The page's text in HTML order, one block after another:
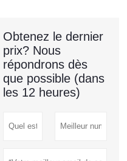
Obtenez le dernier
prix? Nous
répondrons dès
que possible (dans
les 12 heures)